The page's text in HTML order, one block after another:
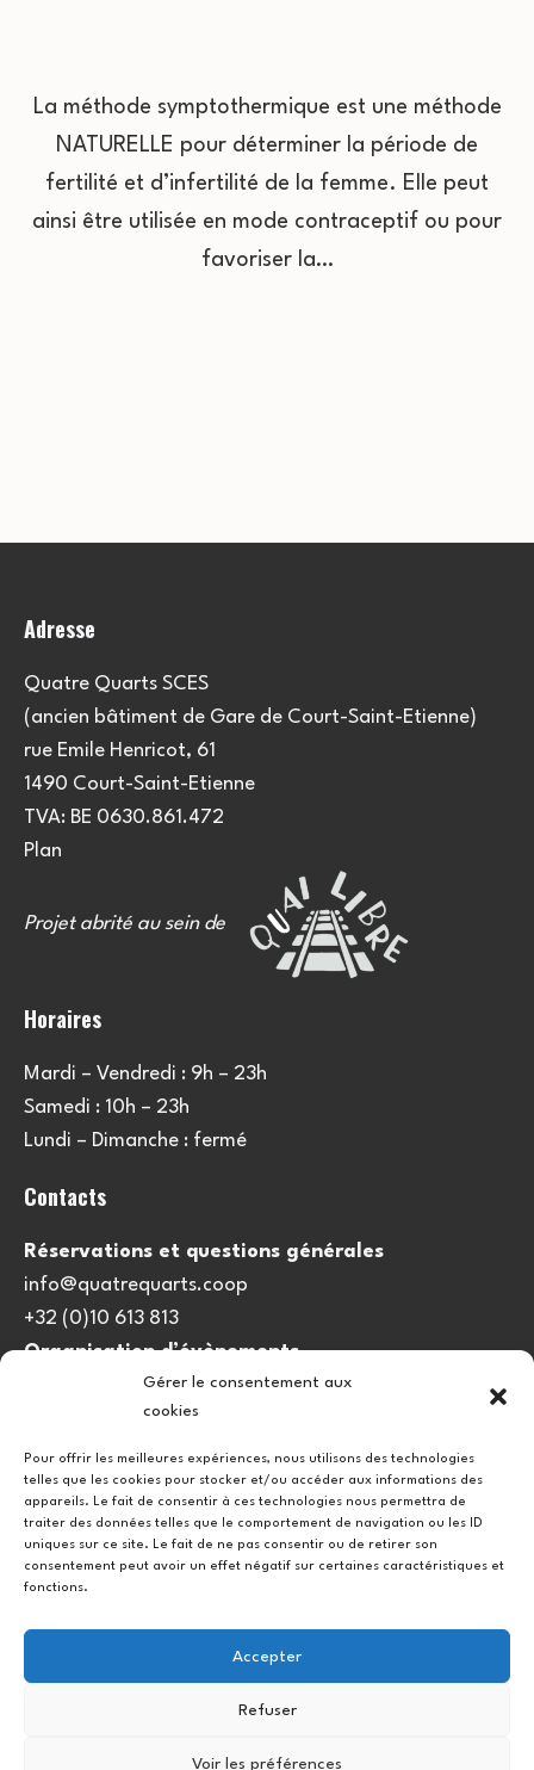
Gérer le consentement aux
cookies
Pour offrir les meilleures expériences, nous utilisons des technologies
telles que les cookies pour stocker et/ou accéder aux informations des
appareils. Le fait de consentir à ces technologies nous permettra de
traiter des données telles que le comportement de navigation ou les ID
uniques sur ce site. Le fait de ne pas consentir ou de retirer son
consentement peut avoir un effet négatif sur certaines caractéristiques et
fonctions.
Accepter
Refuser
Voir les préférences
La méthode symptothermique est une méthode
NATURELLE pour déterminer la période de
fertilité et d’infertilité de la femme. Elle peut
ainsi être utilisée en mode contraceptif ou pour
favoriser la…
Adresse
Quatre Quarts SCES
(ancien bâtiment de Gare de Court-Saint-Etienne)
rue Emile Henricot, 61
1490 Court-Saint-Etienne
TVA: BE 0630.861.472
Plan
Projet abrité au sein de
Horaires
Mardi – Vendredi : 9h – 23h
Samedi : 10h – 23h
Lundi – Dimanche : fermé
Contacts
Réservations et questions générales
info@quatrequarts.coop
+32 (0)10 613 813
Organisation d’évènements
viedulieu@quatrequarts.coop
Politique de cookies (UE)